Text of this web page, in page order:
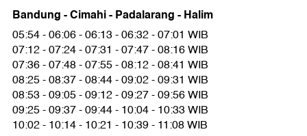
Bandung - Cimahi - Padalarang - Halim
05:54 - 06:06 - 06:13 - 06:32 - 07:01 WIB
07:12 - 07:24 - 07:31 - 07:47 - 08:16 WIB
07:36 - 07:48 - 07:55 - 08:12 - 08:41 WIB
08:25 - 08:37 - 08:44 - 09:02 - 09:31 WIB
08:53 - 09:05 - 09:12 - 09:27 - 09:56 WIB
09:25 - 09:37 - 09:44 - 10:04 - 10:33 WIB
10:02 - 10:14 - 10:21 - 10:39 - 11:08 WIB